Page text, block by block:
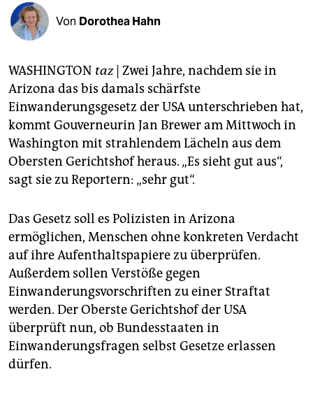
fragen & hilfe
unterstützen
abo
genossenschaft
epaper login
Von Dorothea Hahn
WASHINGTON taz| Zwei Jahre, nachdem sie in
Arizona das bis damals schärfste
Einwanderungsgesetz der USA unterschrieben hat,
kommt Gouverneurin Jan Brewer am Mittwoch in
Washington mit strahlendem Lächeln aus dem
Obersten Gerichtshof heraus. „Es sieht gut aus“,
sagt sie zu Reportern: „sehr gut“.
Das Gesetz soll es Polizisten in Arizona
ermöglichen, Menschen ohne konkreten Verdacht
auf ihre Aufenthaltspapiere zu überprüfen.
Außerdem sollen Verstöße gegen
Einwanderungsvorschriften zu einer Straftat
werden. Der Oberste Gerichtshof der USA
überprüft nun, ob Bundesstaaten in
Einwanderungsfragen selbst Gesetze erlassen
dürfen.